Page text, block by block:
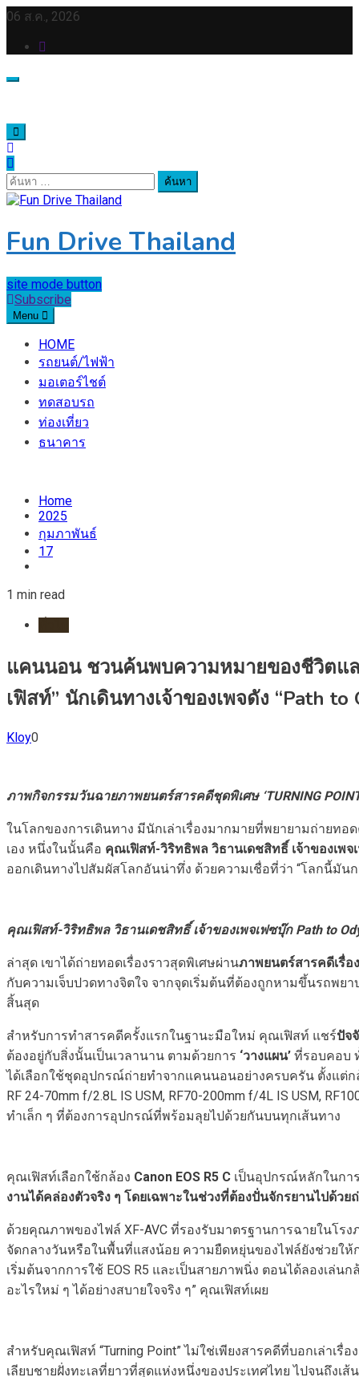
Skip
content
06 ส.ค., 2026
ค้นหา
สำหรับ:
Fun Drive Thailand
site mode button
Subscribe
Menu
HOME
รถยนต์/ไฟฟ้า
มอเตอร์ไชต์
ทดสอบรถ
ท่องเที่ยว
ธนาคาร
Home
2025
กุมภาพันธ์
17
1 min read
แคนนอน ชวนค้นพบความหมายของชีวิตแ
เฟิสท์” นักเดินทางเจ้าของเพจดัง “Path
Kloy0
ภาพกิจกรรมวันฉายภาพยนตร์สารคดีชุดพิเศษ ‘TURNING
ในโลกของการเดินทาง มีนักเล่าเรื่องมากมายที่พยายามถ่ายท
เอง หนึ่งในนั้นคือ คุณเฟิสท์-วิริทธิพล วิธานเดชสิทธิ์ เจ้าของเพจ
ออกเดินทางไปสัมผัสโลกอันน่าทึ่ง ด้วยความเชื่อที่ว่า “โลกนี้มันก
คุณเฟิสท์-วิริทธิพล วิธานเดชสิทธิ์ เจ้าของเพจเฟซบุ๊ก Path to
ล่าสุด เขาได้ถ่ายทอดเรื่องราวสุดพิเศษผ่านภาพยนตร์สารคดีเรื่อ
กับความเจ็บปวดทางจิตใจ จากจุดเริ่มต้นที่ต้องถูกหามขึ้นรถพย
สิ้นสุด
สำหรับการทำสารคดีครั้งแรกในฐานะมือใหม่ คุณเฟิสท์ แชร์ปัจ
ต้องอยู่กับสิ่งนั้นเป็นเวลานาน ตามด้วยการ ‘วางแผน’ ที่รอบคอบ
ได้เลือกใช้ชุดอุปกรณ์ถ่ายทำจากแคนนอนอย่างครบครัน ตั้งแต่ก
RF 24-70mm f/2.8L IS USM, RF70-200mm f/4L IS USM,
ทำเล็ก ๆ ที่ต้องการอุปกรณ์ที่พร้อมลุยไปด้วยกันบนทุกเส้นทาง
คุณเฟิสท์เลือกใช้กล้อง Canon EOS R5 C เป็นอุปกรณ์หลักในกา
งานได้คล่องตัวจริง ๆ โดยเฉพาะในช่วงที่ต้องปั่นจักรยานไปด้วย
ด้วยคุณภาพของไฟล์ XF-AVC ที่รองรับมาตรฐานการฉายในโ
จัดกลางวันหรือในพื้นที่แสงน้อย ความยืดหยุ่นของไฟล์ยังช่วยให้
เริ่มต้นจากการใช้ EOS R5 และเป็นสายภาพนิ่ง ตอนได้ลองเล่
อะไรใหม่ ๆ ได้อย่างสบายใจจริง ๆ” คุณเฟิสท์เผย
สำหรับคุณเฟิสท์ “Turning Point” ไม่ใช่เพียงสารคดีที่บอกเล่าเ
เลียบชายฝั่งทะเลที่ยาวที่สุดแห่งหนึ่งของประเทศไทย ไปจนถึง